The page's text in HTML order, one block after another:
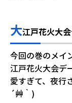
大江戸花火大
今回の巻のメイ
江戸花火大会デ
愛すぎて、夜行
´艸｀)